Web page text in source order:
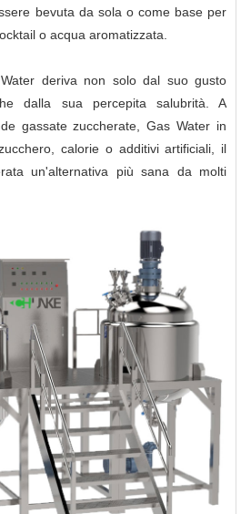
bevuta da sola o come base per
o acqua aromatizzata.
deriva non solo dal suo gusto
dalla sua percepita salubrità. A
gassate zuccherate, Gas Water in
calorie o additivi artificiali, il
un'alternativa più sana da molti